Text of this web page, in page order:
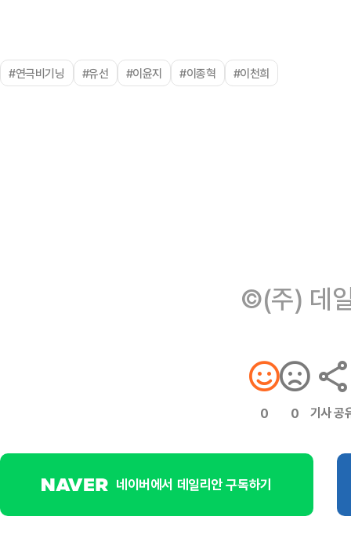
#연극비기닝 #유선 #이윤지 #이종혁 #이천희
©(주) 데
0 0 기사 공
네이버에서 데일리안 구독하기